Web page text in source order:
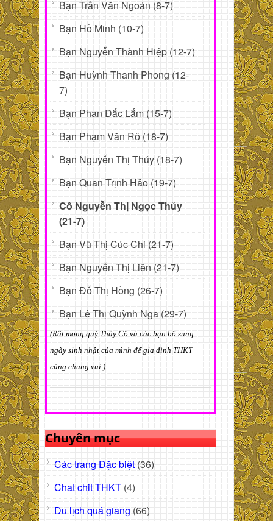
Bạn Trần Văn Ngoán (8-7)
Bạn Hồ Minh (10-7)
Bạn Nguyễn Thành Hiệp (12-7)
Bạn Huỳnh Thanh Phong (12-
7)
Bạn Phan Đắc Lắm (15-7)
Bạn Phạm Văn Rô (18-7)
Bạn Nguyễn Thị Thúy (18-7)
Bạn Quan Trịnh Hảo (19-7)
Cô Nguyễn Thị Ngọc Thủy
(21-7)
Bạn Vũ Thị Cúc Chi (21-7)
Bạn Nguyễn Thị Liên (21-7)
Bạn Đỗ Thị Hồng (26-7)
Bạn Lê Thị Quỳnh Nga (29-7)
(Rất mong quý Thầy Cô và các bạn bổ sung
ngày sinh nhật của mình để gia đình THKT
cùng chung vui.)
Chuyên mục
Các trang Đặc biệt (36)
Chat chit THKT (4)
Du lịch quá giang (66)